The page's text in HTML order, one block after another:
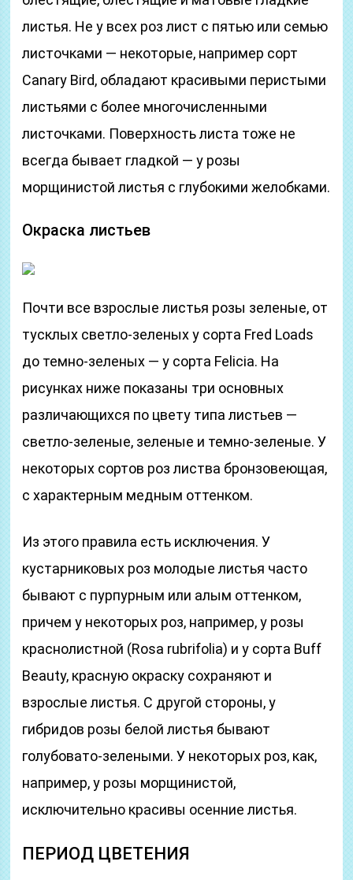
листья. Не у всех роз лист с пятью или семью
листочками — некоторые, например сорт
Canary Bird, обладают красивыми перистыми
листьями с более многочисленными
листочками. Поверхность листа тоже не
всегда бывает гладкой — у розы
морщинистой листья с глубокими желобками.
Окраска листьев
Почти все взрослые листья розы зеленые, от
тусклых светло-зеленых у сорта Fred Loads
до темно-зеленых — у сорта Felicia. На
рисунках ниже показаны три основных
различающихся по цвету типа листьев —
светло-зеленые, зеленые и темно-зеленые. У
некоторых сортов роз листва бронзовеющая,
с характерным медным оттенком.
Из этого правила есть исключения. У
кустарниковых роз молодые листья часто
бывают с пурпурным или алым оттенком,
причем у некоторых роз, например, у розы
краснолистной (Rosa rubrifolia) и у сорта Buff
Beauty, красную окраску сохраняют и
взрослые листья. С другой стороны, у
гибридов розы белой листья бывают
голубовато-зелеными. У некоторых роз, как,
например, у розы морщинистой,
исключительно красивы осенние листья.
ПЕРИОД ЦВЕТЕНИЯ